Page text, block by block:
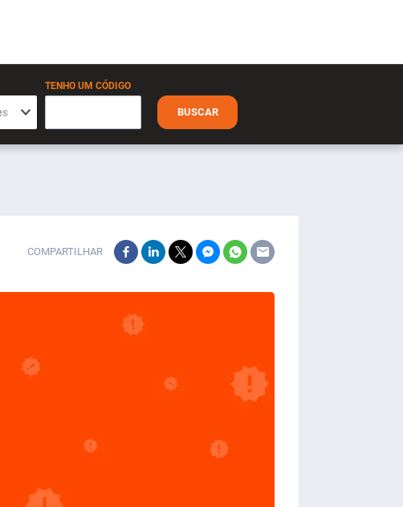
TENHO UM CÓDIGO
BUSCAR
COMPARTILHAR